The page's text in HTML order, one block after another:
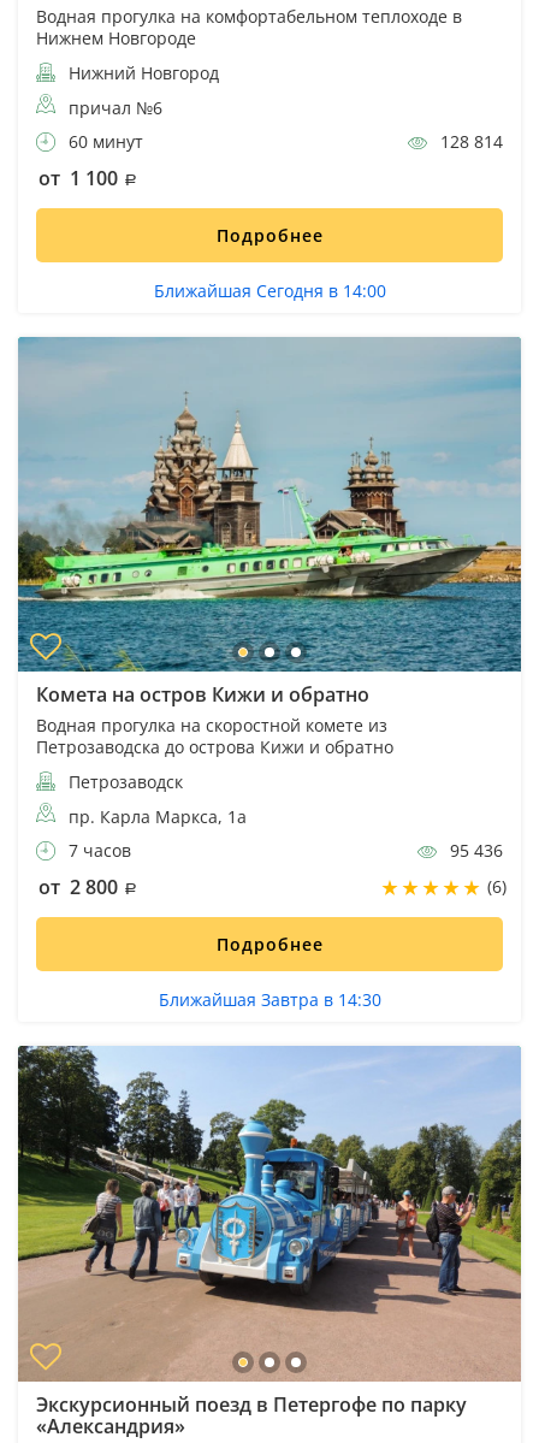
Водная прогулка на комфортабельном теплоходе в
Нижнем Новгороде
Нижний Новгород
причал №6
60 минут
128 814
от 1 100
Подробнее
Ближайшая Сегодня в 14:00
Комета на остров Кижи и обратно
Водная прогулка на скоростной комете из
Петрозаводска до острова Кижи и обратно
Петрозаводск
пр. Карла Маркса, 1а
7 часов
95 436
от 2 800 (6)
Подробнее
Ближайшая Завтра в 14:30
Экскурсионный поезд в Петергофе по парку
«Александрия»